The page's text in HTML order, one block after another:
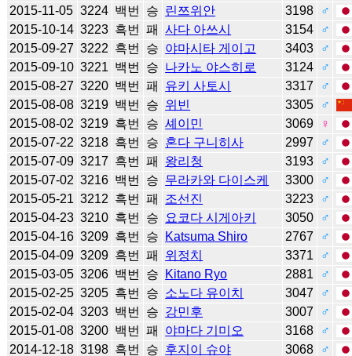
2015-11-05 3224 백번 승 린쯔위안 3198
♂
2015-10-14 3223 흑번 패 사다 아쓰시 3154
♂
2015-09-27 3222 흑번 승 야마시타 게이고 3403
♂
2015-09-10 3221 백번 승 나카노 야스히로 3124
♂
2015-08-27 3220 백번 패 유키 사토시 3317
♂
2015-08-08 3219 백번 승 위빈 3305
♂
2015-08-02 3219 흑번 승 셰이민 3069
♀
2015-07-22 3218 흑번 승 혼다 구니히사 2997
♂
2015-07-09 3217 흑번 패 왕리청 3193
♂
2015-07-02 3216 백번 승 무라카와 다이스케 3300
♂
2015-05-21 3212 흑번 패 조선진 3223
♂
2015-04-23 3210 흑번 승 요코다 시게아키 3050
♂
2015-04-16 3209 흑번 승 Katsuma Shiro 2767
♂
2015-04-09 3209 흑번 패 위정치 3371
♂
2015-03-05 3206 백번 승 Kitano Ryo 2881
♂
2015-02-25 3205 흑번 승 소노다 유이치 3047
♂
2015-02-04 3203 백번 승 강민후 3007
♂
2015-01-08 3200 백번 패 야마다 기미오 3168
♂
2014-12-18 3198 흑번 승 후지이 슈야 3068
♂